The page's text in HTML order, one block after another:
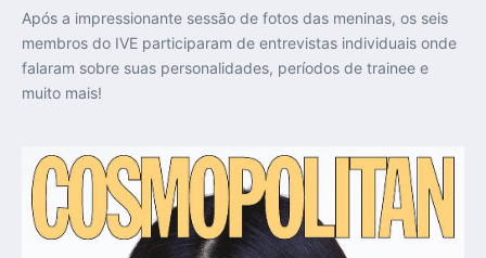
Após a impressionante sessão de fotos das meninas, os seis
membros do IVE participaram de entrevistas individuais onde
falaram sobre suas personalidades, períodos de trainee e
muito mais!